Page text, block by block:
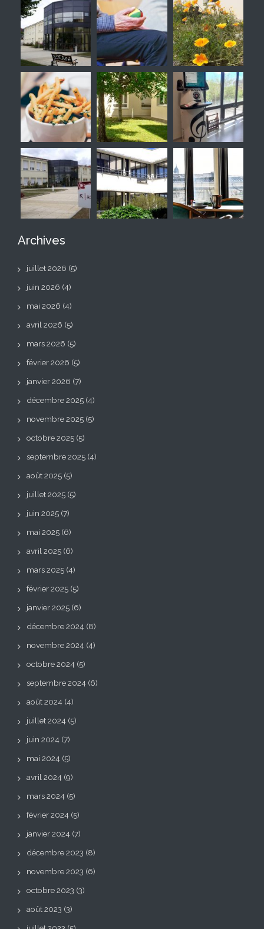
Archives
juillet 2026 (5)
juin 2026 (4)
mai 2026 (4)
avril 2026 (5)
mars 2026 (5)
février 2026 (5)
janvier 2026 (7)
décembre 2025 (4)
novembre 2025 (5)
octobre 2025 (5)
septembre 2025 (4)
août 2025 (5)
juillet 2025 (5)
juin 2025 (7)
mai 2025 (6)
avril 2025 (6)
mars 2025 (4)
février 2025 (5)
janvier 2025 (6)
décembre 2024 (8)
novembre 2024 (4)
octobre 2024 (5)
septembre 2024 (6)
août 2024 (4)
juillet 2024 (5)
juin 2024 (7)
mai 2024 (5)
avril 2024 (9)
mars 2024 (5)
février 2024 (5)
janvier 2024 (7)
décembre 2023 (8)
novembre 2023 (6)
octobre 2023 (3)
août 2023 (3)